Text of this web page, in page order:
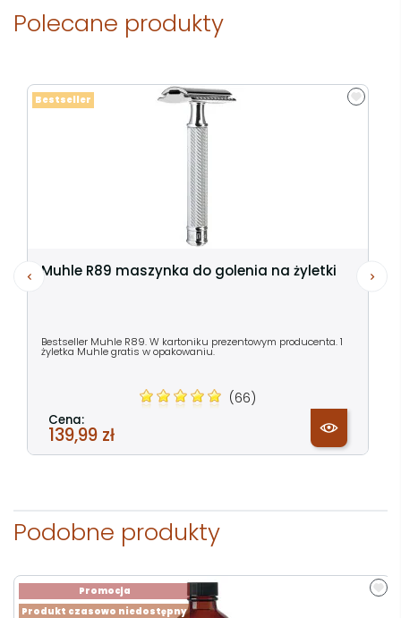
Polecane produkty
Muhle R89 maszynka do golenia na żyletki
Bestseller Muhle R89. W kartoniku prezentowym producenta. 1
żyletka Muhle gratis w opakowaniu.
(66)
Cena:
139,99 zł
Bestseller
Podobne produkty
Promocja
Produkt czasowo niedostępny